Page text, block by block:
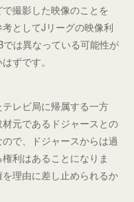
撮影した映像のことを
としてJリーグの映像利
は異なっている可能性が
ずです。
レビ局に帰属する一方
元であるドジャースとの
で、ドジャースからは過
利はあることになりま
理由に差し止められるか